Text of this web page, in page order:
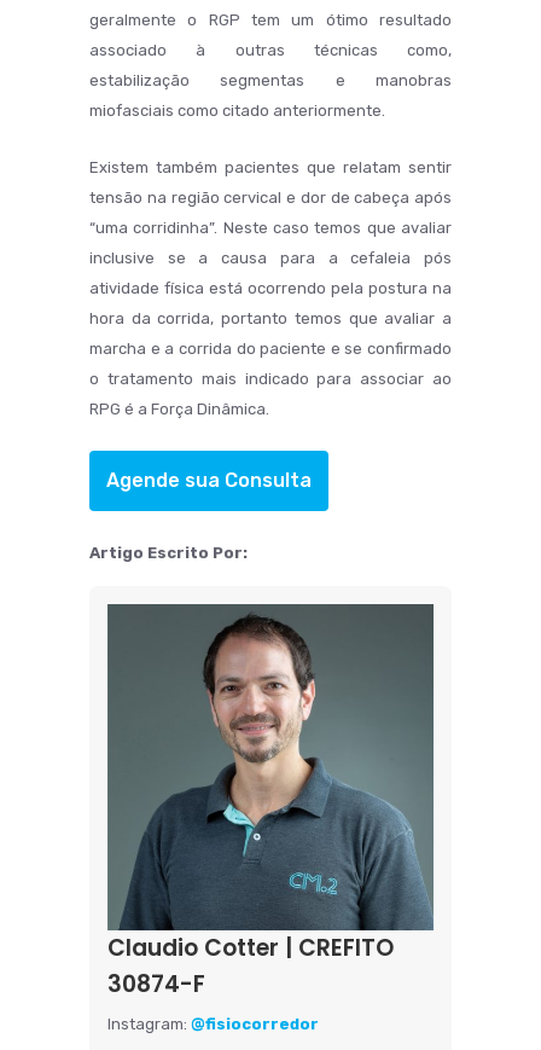
geralmente o RGP tem um ótimo resultado
associado à outras técnicas como,
estabilização segmentas e manobras
miofasciais como citado anteriormente.
Existem também pacientes que relatam sentir
tensão na região cervical e dor de cabeça após
“uma corridinha”. Neste caso temos que avaliar
inclusive se a causa para a cefaleia pós
atividade física está ocorrendo pela postura na
hora da corrida, portanto temos que avaliar a
marcha e a corrida do paciente e se confirmado
o tratamento mais indicado para associar ao
RPG é a Força Dinâmica.
Agende sua Consulta
Artigo Escrito Por:
Claudio Cotter | CREFITO
30874-F
Instagram: @fisiocorredor